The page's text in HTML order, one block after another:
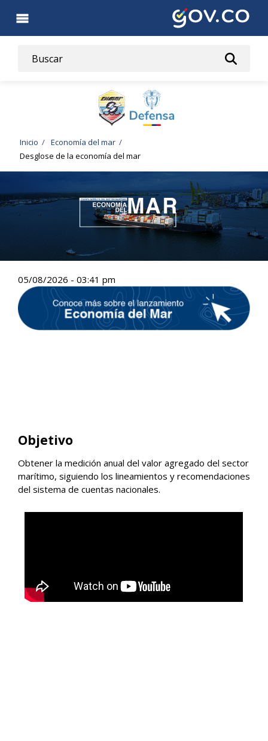
contenido
Ruta
de
navegación
Inicio
Economía del mar
Desglose de la economía del mar
05/08/2026 - 03:41 pm
Objetivo
Obtener la medición anual del valor agregado del sector
marítimo, siguiendo los lineamientos y recomendaciones
del sistema de cuentas nacionales.